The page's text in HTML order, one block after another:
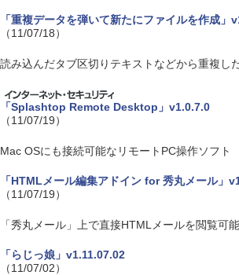
「重複データを弾いて新たにファイルを作成」
（11/07/18）
読み込んだタブ区切りテキストなどから重複し
「Splashtop Remote Desktop」v1.0.7.0
（11/07/19）
Mac OSにも接続可能なリモートPC操作ソフト
「HTMLメール編集アドイン for 秀丸メール」
（11/07/19）
「秀丸メール」上で直接HTMLメールを閲覧可
「らじっ娘」v1.11.07.02
（11/07/02）